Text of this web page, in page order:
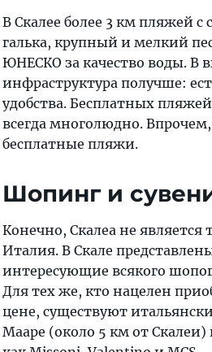
В Скалее более 3 км пляжей
галька, крупный и мелкий
ЮНЕСКО за качество воды. В
инфраструктура получше:
удобства. Бесплатных
всегда многолюдно.
бесплатные пляжи.
Шопинг и
Конечно, Скалеа не
Италия. В Скале
интересующие всякого
Для тех же, кто нацелен
цене, существуют
Мааре (около 5 км от